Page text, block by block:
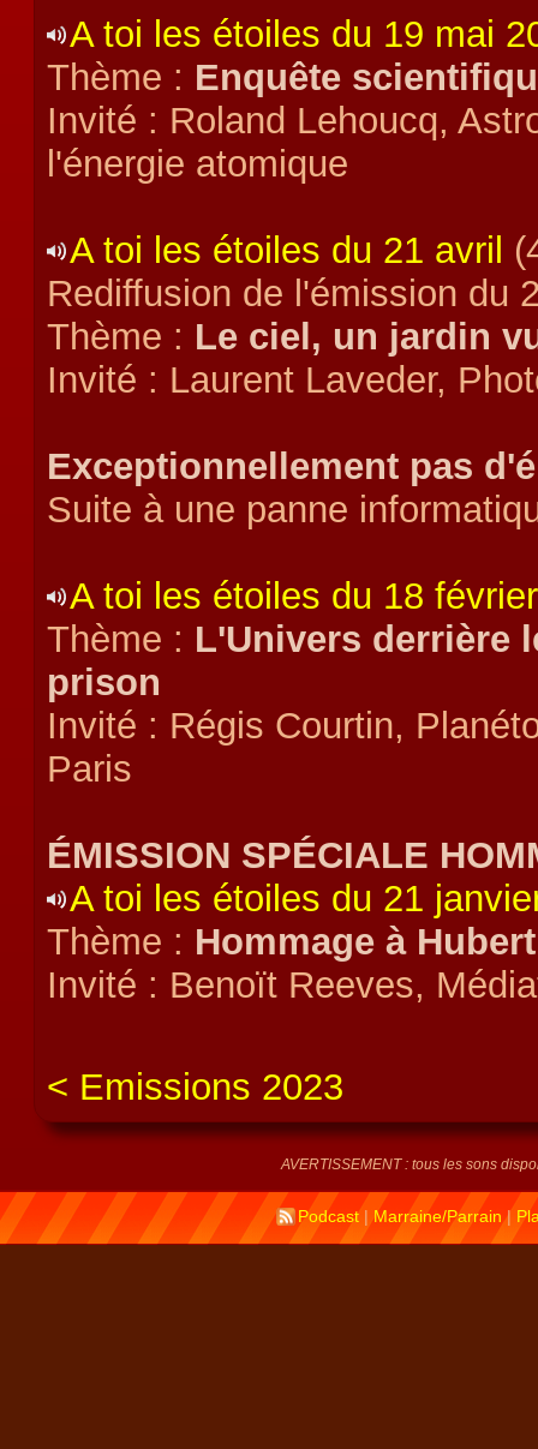
A toi les étoiles du 19 mai
Thème : Enquête
Invité : Roland Lehoucq,
l'énergie atomique
A toi les étoiles du 21 avril
Rediffusion de l'émission du
Thème : Le ciel, un jardin
Invité : Laurent Laveder,
Exceptionnellement pas
Suite à une panne
A toi les étoiles du 18
Thème : L'Univers derrière
prison
Invité : Régis Courtin,
Paris
ÉMISSION SPÉCIALE
A toi les étoiles du 21
Thème : Hommage à
Invité : Benoït Reeves,
Emissions 2023
AVERTISSEMENT : tous les sons
Podcast |Marraine/Parrain|